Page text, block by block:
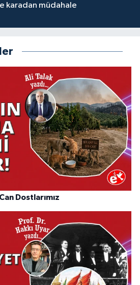
karadan müdahale
Dostlarımız